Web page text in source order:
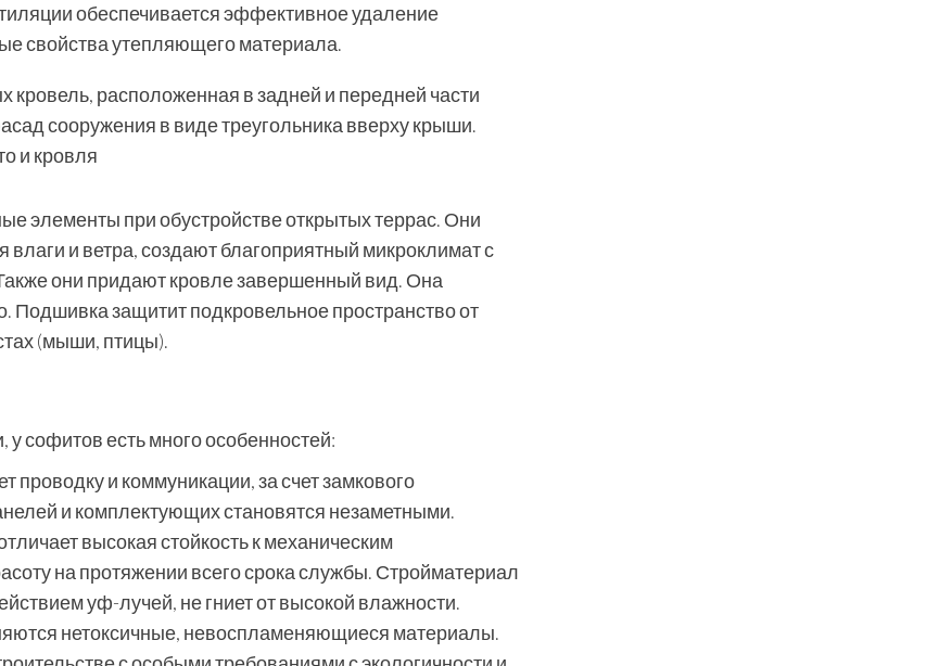
обеспечивается эффективное удаление
свойства утепляющего материала.
кровель, расположенная в задней и передней части
сооружения в виде треугольника вверху крыши.
и кровля
элементы при обустройстве открытых террас. Они
и ветра, создают благоприятный микроклимат с
они придают кровле завершенный вид. Она
Подшивка защитит подкровельное пространство от
(мыши, птицы).
софитов есть много особенностей:
проводку и коммуникации, за счет замкового
и комплектующих становятся незаметными.
высокая стойкость к механическим
на протяжении всего срока службы. Стройматериал
уф-лучей, не гниет от высокой влажности.
нетоксичные, невоспламеняющиеся материалы.